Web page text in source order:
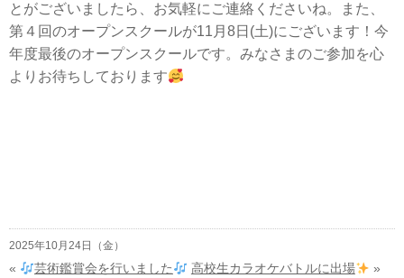
とがございましたら、お気軽にご連絡くださいね。また、
第４回のオープンスクールが11月8日(土)にございます！今
年度最後のオープンスクールです。みなさまのご参加を心
よりお待ちしております
2025年10月24日（金）
« 芸術鑑賞会を行いました 高校生カラオケバトルに出場 »